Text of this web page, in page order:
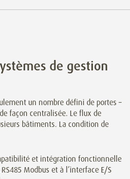
de gestion
un nombre défini de portes –
façon centralisée. Le flux de
bâtiments. La condition de
et intégration fonctionnelle
Modbus et à l’interface E/S